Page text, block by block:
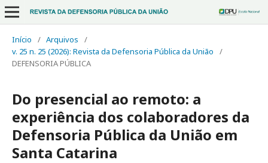
Início / Arquivos
/
v. 25 n. 25 (2026): Revista da Defensoria Pública da União
/
DEFENSORIA PÚBLICA
Do presencial ao remoto: a
experiência dos colaboradores da
Defensoria Pública da União em
Santa Catarina